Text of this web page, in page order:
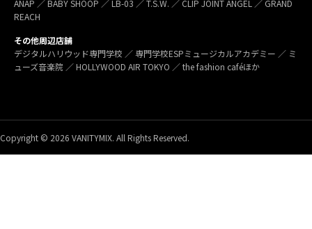
ANAP ／ BABY SHOOP ／ LB-03 ／ T.S.W. ／ CLIP JOINT ANGEL ／ GRAND
REACH
その他周辺店舗
デジタルハリウッド専門学校 ／ 専門学校ESPミュージカルアカデミー ／ ミ
ューズ音楽院 ／ HOLLYWOOD AIR TOKYO ／ the fashion caféほか
Copyright © 2026 VANITYMIX. All Rights Reserved.